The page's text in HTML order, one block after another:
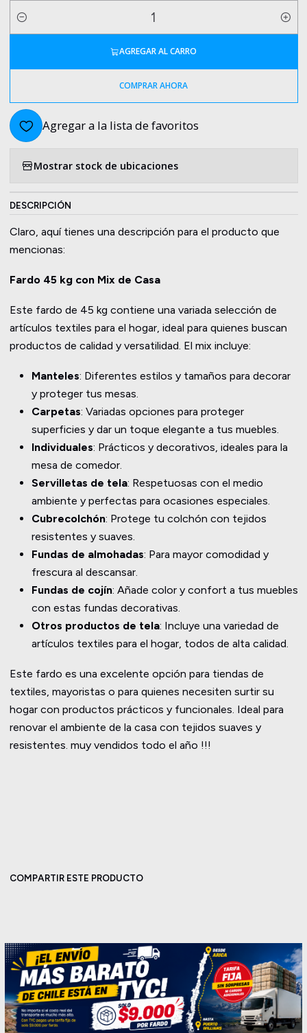
Cantidad
AGREGAR AL CARRO
COMPRAR AHORA
Agregar a la lista de favoritos
Mostrar stock de ubicaciones
DESCRIPCIÓN
Claro, aquí tienes una descripción para el producto que
mencionas:
Fardo 45 kg con Mix de Casa
Este fardo de 45 kg contiene una variada selección de
artículos textiles para el hogar, ideal para quienes buscan
productos de calidad y versatilidad. El mix incluye:
Manteles: Diferentes estilos y tamaños para decorar
y proteger tus mesas.
Carpetas: Variadas opciones para proteger
superficies y dar un toque elegante a tus muebles.
Individuales: Prácticos y decorativos, ideales para la
mesa de comedor.
Servilletas de tela: Respetuosas con el medio
ambiente y perfectas para ocasiones especiales.
Cubrecolchón: Protege tu colchón con tejidos
resistentes y suaves.
Fundas de almohadas: Para mayor comodidad y
frescura al descansar.
Fundas de cojín: Añade color y confort a tus muebles
con estas fundas decorativas.
Otros productos de tela: Incluye una variedad de
artículos textiles para el hogar, todos de alta calidad.
Este fardo es una excelente opción para tiendas de
textiles, mayoristas o para quienes necesiten surtir su
hogar con productos prácticos y funcionales. Ideal para
renovar el ambiente de la casa con tejidos suaves y
resistentes. muy vendidos todo el año !!!
COMPARTIR ESTE PRODUCTO